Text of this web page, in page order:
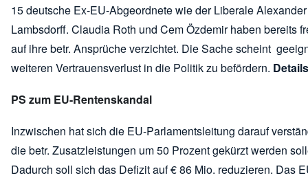
15 deutsche Ex-EU-Abgeordnete wie der Liberale
Lambsdorff. Claudia Roth und Cem Özdemir haben bereits
auf ihre betr. Ansprüche verzichtet. Die Sache scheint
weiteren Vertrauensverlust in die Politik zu befördern. Details
PS zum EU-Rentenskandal
Inzwischen hat sich die EU-Parlamentsleitung darauf
die betr. Zusatzleistungen um 50 Prozent gekürzt werden
Dadurch soll sich das Defizit auf € 86 Mio. reduzieren. Das